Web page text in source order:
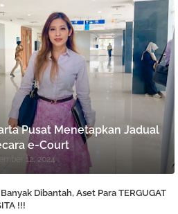
Pusat Menetapkan Jadual
e-Court
12, 2024
Dibantah, Aset Para TERGUGAT
!!!